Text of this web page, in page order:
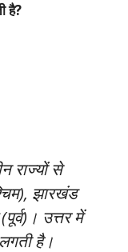
है?
राज्यों से
झारखंड
उत्तर में
है।